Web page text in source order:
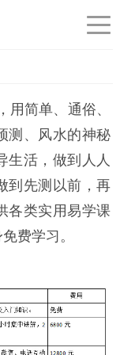
简单、通俗、
测、风水的神秘
生活，做到人人
到先测以前，再
各类实用易学课
费学习。